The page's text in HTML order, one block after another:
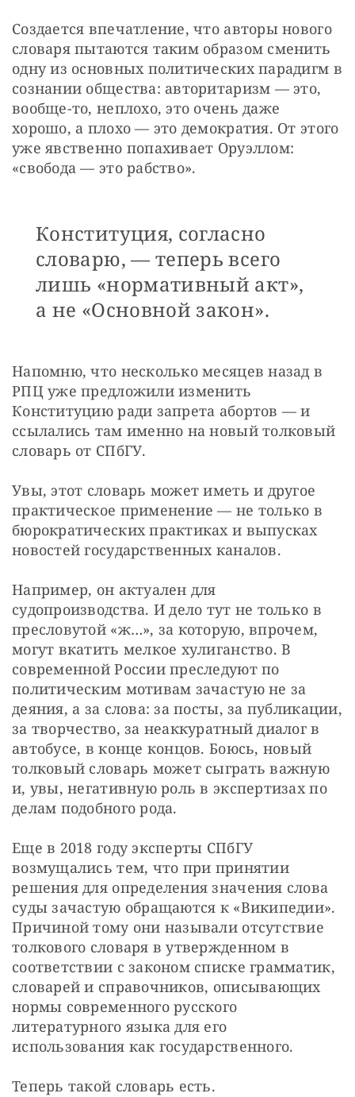
Создается впечатление, что авторы нового
словаря пытаются таким образом сменить
одну из основных политических парадигм в
сознании общества: авторитаризм — это,
вообще-то, неплохо, это очень даже
хорошо, а плохо — это демократия. От этого
уже явственно попахивает Оруэллом:
«свобода — это рабство».
Конституция, согласно
словарю, — теперь всего
лишь «нормативный акт»,
а не «Основной закон».
Напомню, что несколько месяцев назад в
РПЦ уже предложили изменить
Конституцию ради запрета абортов — и
ссылались там именно на новый толковый
словарь от СПбГУ.
Увы, этот словарь может иметь и другое
практическое применение — не только в
бюрократических практиках и выпусках
новостей государственных каналов.
Например, он актуален для
судопроизводства. И дело тут не только в
пресловутой «ж…», за которую, впрочем,
могут вкатить мелкое хулиганство. В
современной России преследуют по
политическим мотивам зачастую не за
деяния, а за слова: за посты, за публикации,
за творчество, за неаккуратный диалог в
автобусе, в конце концов. Боюсь, новый
толковый словарь может сыграть важную
и, увы, негативную роль в экспертизах по
делам подобного рода.
Еще в 2018 году эксперты СПбГУ
возмущались тем, что при принятии
решения для определения значения слова
суды зачастую обращаются к «Википедии».
Причиной тому они называли отсутствие
толкового словаря в утвержденном в
соответствии с законом списке грамматик,
словарей и справочников, описывающих
нормы современного русского
литературного языка для его
использования как государственного.
Теперь такой словарь есть.